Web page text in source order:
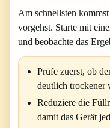
Am schnellsten
vorgehst. Starte mit
und beobachte das
Prüfe zuerst, ob
deutlich trockener
Reduziere die
damit das Gerät